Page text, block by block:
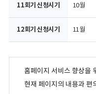
10월
11월
홈페이지 서비스 향상을
현재 페이지의 내용과 편